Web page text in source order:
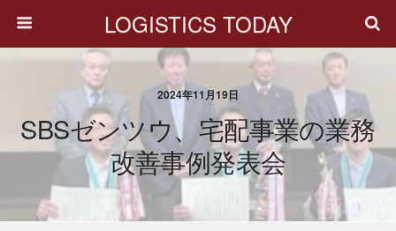
LOGISTICS TODAY
2024年11月19日
SBSゼンツウ、宅配事業の業務
改善事例発表会